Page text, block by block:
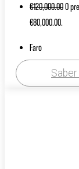
€120,000.00O
€80,000.00.
Faro